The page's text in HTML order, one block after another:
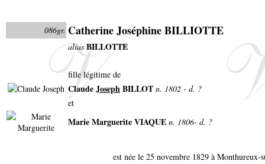
086gr. Catherine Joséphine BILLIOTTE
alias BILLOTTE
fille légitime de
ClaudeJosephBILLOT n. 1802 - d. ?
et
Marie Marguerite VIAQUE n. 1806- d. ?
est née le 25 novembre 1829 à Monthureux-